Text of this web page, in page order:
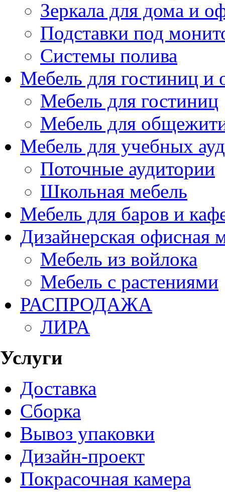
Зеркала для дома и
Подставки под
Системы полива
Мебель для гостиниц
Мебель для гостиниц
Мебель для
Мебель для учебных
Поточные аудитории
Школьная мебель
Мебель для баров и
Дизайнерская офисная
Мебель из войлока
Мебель с растениями
РАСПРОДАЖА
ЛИРА
Услуги
Доставка
Сборка
Вывоз упаковки
Дизайн-проект
Покрасочная камера